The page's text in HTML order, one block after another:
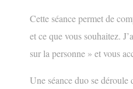
Cette séance permet de
et ce que vous souhaitez.
sur la personne » et vous
Une séance duo se déroule